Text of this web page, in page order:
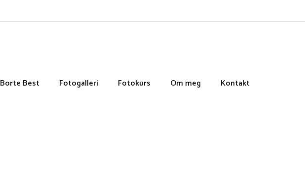
Borte Best Fotogalleri Fotokurs Om meg Kontakt